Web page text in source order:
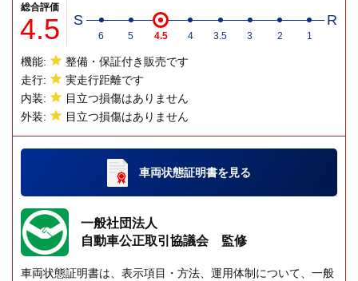
総合評価
4.5 S R
6 5 4.5 4 3.5 3 2 1
機能:
整備・保証付き販売です
走行:
実走行距離です
内装:
目立つ損傷はありません
外装:
目立つ損傷はありません
車両状態証明書を見る
一般社団法人
自動車公正取引協議会 監修
車両状態証明書は、表示項目・方法、運用体制について、一般